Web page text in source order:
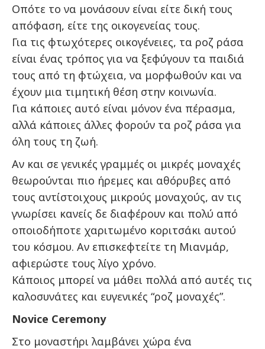
Οπότε το να μονάσουν είναι είτε δική τους
απόφαση, είτε της οικογενείας τους.
Για τις φτωχότερες οικογένειες, τα ροζ ράσα
είναι ένας τρόπος για να ξεφύγουν τα παιδιά
τους από τη φτώχεια, να μορφωθούν και να
έχουν μια τιμητική θέση στην κοινωνία.
Για κάποιες αυτό είναι μόνον ένα πέρασμα,
αλλά κάποιες άλλες φορούν τα ροζ ράσα για
όλη τους τη ζωή.
Αν και σε γενικές γραμμές οι μικρές μοναχές
θεωρούνται πιο ήρεμες και αθόρυβες από
τους αντίστοιχους μικρούς μοναχούς, αν τις
γνωρίσει κανείς δε διαφέρουν και πολύ από
οποιοδήποτε χαριτωμένο κοριτσάκι αυτού
του κόσμου. Αν επισκεφτείτε τη Μιανμάρ,
αφιερώστε τους λίγο χρόνο.
Κάποιος μπορεί να μάθει πολλά από αυτές τις
καλοσυνάτες και ευγενικές “ροζ μοναχές”.
Novice Ceremony
Στο μοναστήρι λαμβάνει χώρα ένα